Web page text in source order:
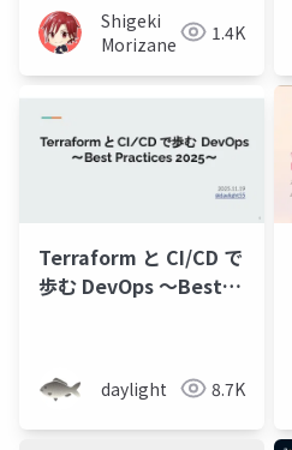
Shigeki
Morizane
1.4K
Terraform と CI/CD で
歩む DevOps 〜Best
daylight 8.7K